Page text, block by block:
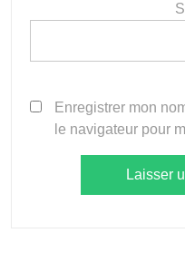
Enregistrer mon
le navigateur pour